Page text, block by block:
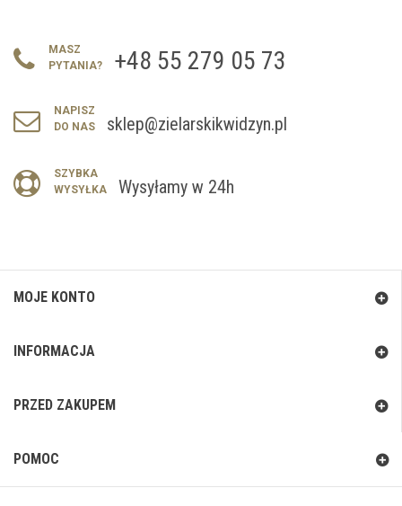
MASZ
PYTANIA?
+48 55 279 05 73
NAPISZ
DO NAS
sklep@zielarskikwidzyn.pl
SZYBKA
WYSYŁKA
Wysyłamy w 24h
MOJE KONTO
INFORMACJA
PRZED ZAKUPEM
POMOC